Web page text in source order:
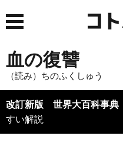
血の復讐
（読み）ちのふくしゅう
改訂新版 世界大百科事典
すい解説